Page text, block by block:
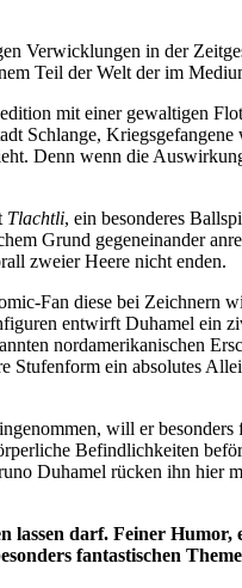
Verwicklungen in der
Teil der Welt der im
mit einer gewaltigen
Schlange,
Denn wenn die
Tlachtli, ein besonderes
Grund gegeneinander
zweier Heere nicht enden.
Fan diese bei Zeichnern
entwirft Duhamel ein
nordamerikanischen
ein absolutes
will er
Befindlichkeiten
Duhamel rücken ihn hier
lassen darf. Feiner
fantastischen